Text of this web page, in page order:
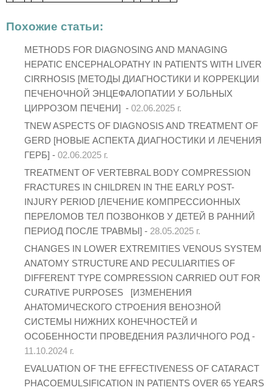
Похожие статьи:
METHODS FOR DIAGNOSING AND MANAGING
HEPATIC ENCEPHALOPATHY IN PATIENTS WITH LIVER
CIRRHOSIS [МЕТОДЫ ДИАГНОСТИКИ И КОРРЕКЦИИ
ПЕЧЕНОЧНОЙ ЭНЦЕФАЛОПАТИИ У БОЛЬНЫХ
ЦИРРОЗОМ ПЕЧЕНИ] - 02.06.2025 г.
TNEW ASPECTS OF DIAGNOSIS AND TREATMENT OF
GERD [НОВЫЕ АСПЕКТА ДИАГНОСТИКИ И ЛЕЧЕНИЯ
ГЕРБ] - 02.06.2025 г.
TREATMENT OF VERTEBRAL BODY COMPRESSION
FRACTURES IN CHILDREN IN THE EARLY POST-
INJURY PERIOD [ЛЕЧЕНИЕ КОМПРЕССИОННЫХ
ПЕРЕЛОМОВ ТЕЛ ПОЗВОНКОВ У ДЕТЕЙ В РАННИЙ
ПЕРИОД ПОСЛЕ ТРАВМЫ] - 28.05.2025 г.
CHANGES IN LOWER EXTREMITIES VENOUS SYSTEM
ANATOMY STRUCTURE AND PECULIARITIES OF
DIFFERENT TYPE COMPRESSION CARRIED OUT FOR
CURATIVE PURPOSES [ИЗМЕНЕНИЯ
АНАТОМИЧЕСКОГО СТРОЕНИЯ ВЕНОЗНОЙ
СИСТЕМЫ НИЖНИХ КОНЕЧНОСТЕЙ И
ОСОБЕННОСТИ ПРОВЕДЕНИЯ РАЗЛИЧНОГО РОД -
11.10.2024 г.
EVALUATION OF THE EFFECTIVENESS OF CATARACT
PHACOEMULSIFICATION IN PATIENTS OVER 65 YEARS